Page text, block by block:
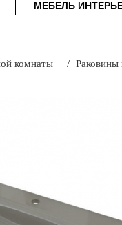
МЕБЕЛЬ
комнаты Раковины